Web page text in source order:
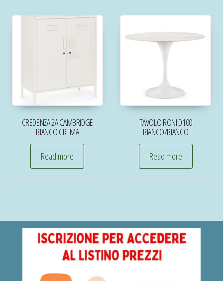
CREDENZA 2A CAMBRIDGE
BIANCO CREMA
Read more
TAVOLO RONI D100
BIANCO/BIANCO
Read more